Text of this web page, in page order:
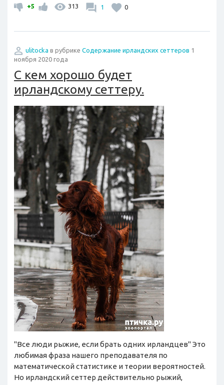
+5 313 1 0
ulitocka в рубрике Содержание ирландских сеттеров 1
ноября 2020 года
С кем хорошо будет
ирландскому сеттеру.
"Все люди рыжие, если брать одних ирландцев" Это
любимая фраза нашего преподавателя по
математической статистике и теории вероятностей.
Но ирландский сеттер действительно рыжий,